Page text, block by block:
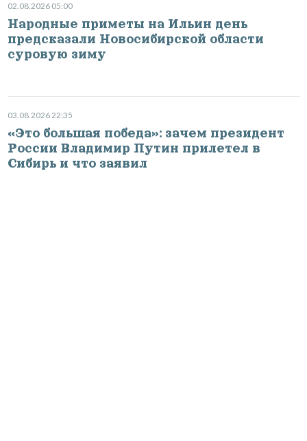
02.08.2026 05:00
Народные приметы на Ильин день
предсказали Новосибирской области
суровую зиму
03.08.2026 22:35
«Это большая победа»: зачем президент
России Владимир Путин прилетел в
Сибирь и что заявил